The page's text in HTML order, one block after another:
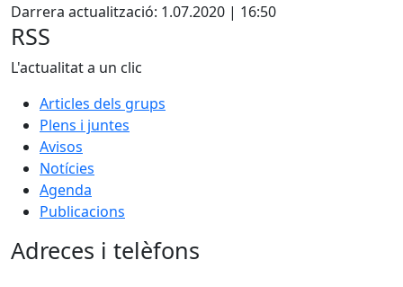
Darrera actualització: 1.07.2020 | 16:50
RSS
L'actualitat a un clic
Articles dels grups
Plens i juntes
Avisos
Notícies
Agenda
Publicacions
Adreces i telèfons